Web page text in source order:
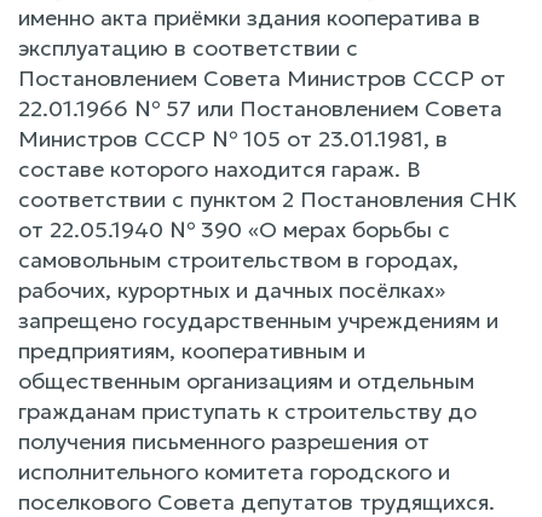
именно акта приёмки здания кооператива в
эксплуатацию в соответствии с
Постановлением Совета Министров СССР от
22.01.1966 № 57 или Постановлением Совета
Министров СССР № 105 от 23.01.1981, в
составе которого находится гараж. В
соответствии с пунктом 2 Постановления СНК
от 22.05.1940 № 390 «О мерах борьбы с
самовольным строительством в городах,
рабочих, курортных и дачных посёлках»
запрещено государственным учреждениям и
предприятиям, кооперативным и
общественным организациям и отдельным
гражданам приступать к строительству до
получения письменного разрешения от
исполнительного комитета городского и
поселкового Совета депутатов трудящихся.